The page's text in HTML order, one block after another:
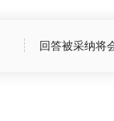
回答被采纳将